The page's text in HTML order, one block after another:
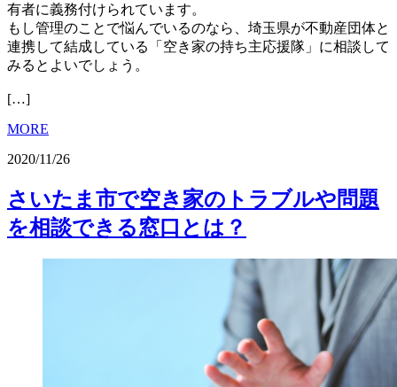
有者に義務付けられています。
もし管理のことで悩んでいるのなら、埼玉県が不動産団体と
連携して結成している「空き家の持ち主応援隊」に相談して
みるとよいでしょう。
[…]
MORE
2020/11/26
さいたま市で空き家のトラブルや問題
を相談できる窓口とは？